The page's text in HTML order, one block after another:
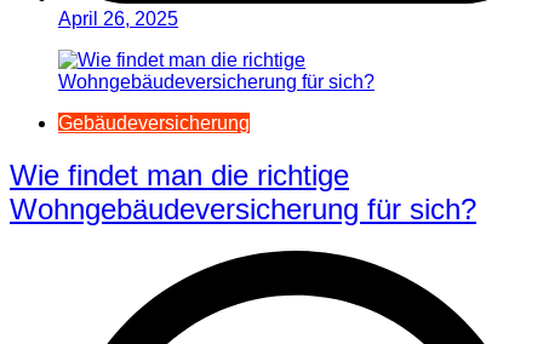
April 26, 2025
Gebäudeversicherung
Wie findet man die richtige
Wohngebäudeversicherung für sich?